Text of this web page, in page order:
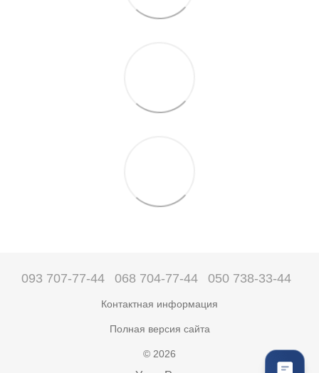
093 707-77-44 068 704-77-44 050 738-33-44
Контактная информация
Полная версия сайта
© 2026